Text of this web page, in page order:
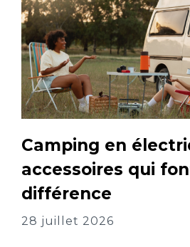
Camping en
accessoires qui
différence
28 juillet 2026